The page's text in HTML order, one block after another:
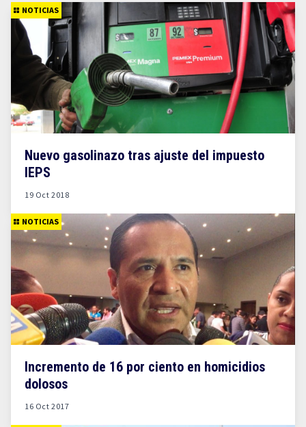
NOTICIAS
Nuevo gasolinazo tras ajuste del impuesto
IEPS
19 Oct 2018
NOTICIAS
Incremento de 16 por ciento en homicidios
dolosos
16 Oct 2017